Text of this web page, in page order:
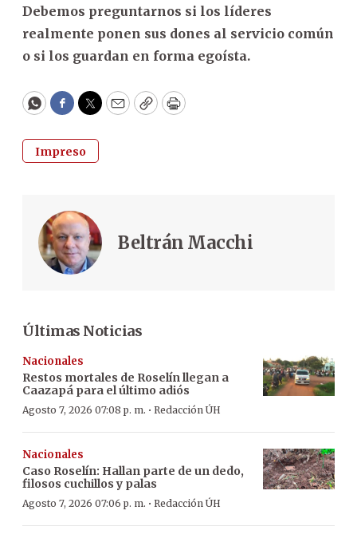
Debemos preguntarnos si los líderes
realmente ponen sus dones al servicio común
o si los guardan en forma egoísta.
WhatsApp
Facebook
Twitter
EmailCopyPrint
Impreso
Beltrán Macchi
Últimas Noticias
Nacionales
Restos mortales de Roselín llegan a
Caazapá para el último adiós
Agosto 7, 2026 07:08 p. m. · Redacción ÚH
Nacionales
Caso Roselín: Hallan parte de un dedo,
filosos cuchillos y palas
Agosto 7, 2026 07:06 p. m. · Redacción ÚH